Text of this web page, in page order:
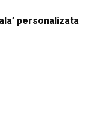
personalizata